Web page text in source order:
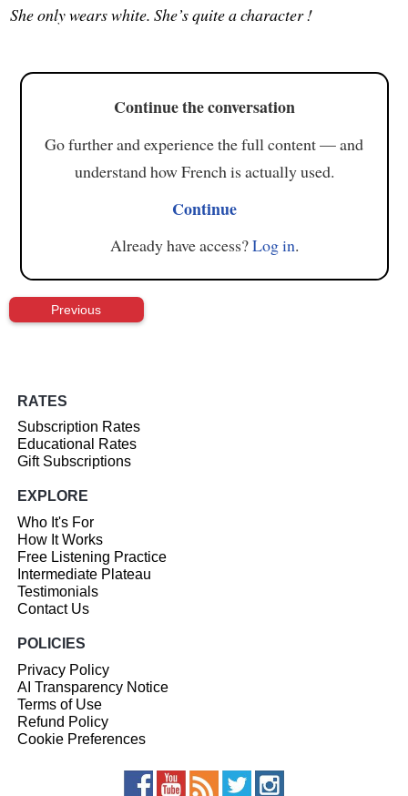
She only wears white. She’s quite a character !
Continue the conversation
Go further and experience the full content — and
understand how French is actually used.
Continue
Already have access?Log in.
Previous
RATES
Subscription Rates
Educational Rates
Gift Subscriptions
EXPLORE
Who It's For
How It Works
Free Listening Practice
Intermediate Plateau
Testimonials
Contact Us
POLICIES
Privacy Policy
AI Transparency Notice
Terms of Use
Refund Policy
Cookie Preferences